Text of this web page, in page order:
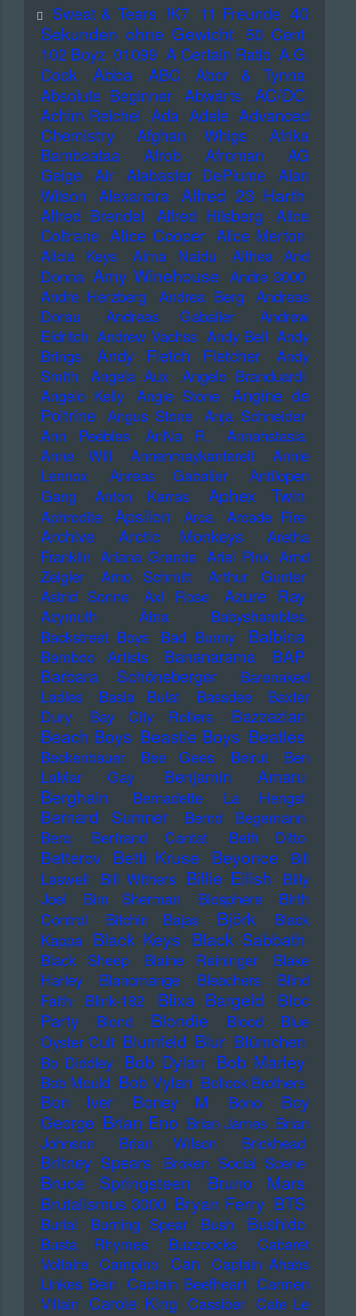
Sweat & Tears !K7 11 Freunde 40
Sekunden ohne Gewicht 50 Cent
102 Boyz 01099 A Certain Ratio A.G.
Cook
Abba ABC
Abor & Tynna
Absolute Beginner Abwärts AC/DC
Achim Reichel Ada Adele Advanced
Chemistry
Afghan Whigs
Afrika
Bambaataa
Afrob Afroman
AG
Geige
Air Alabaster DePlume
Alan
Wilson Alexandra Alfred 23 Harth
Alfred Brendel Alfred Hilsberg
Alice
Coltrane Alice Cooper Alice Merton
Alicia Keys Alma Naidu
Althea And
Donna Amy Winehouse Andre 3000
Andre Herzberg
Andrea Berg
Andreas
Dorau
Andreas Gabalier
Andrew
Eldritch Andrew Vachss Andy Bell Andy
Brings
Andy Fletch Fletcher
Andy
Smith
Angela Aux
Angelo Branduardi
Angelo Kelly
Angie Stone
Angine de
Poitrine Angus Stone Anja Schneider
Ann Peebles
AnNa R.
Annahstasia
Anne Will
Annenmaykantereit
Annie
Lennox
Anreas Gabalier
Antilopen
Gang
Anton Karras Aphex Twin
Aphrodite Apsilon Arca Arcade Fire
Archive Arctic Monkeys
Aretha
Franklin Ariana Grande Ariel Pink Arnd
Zeigler
Arno Schmitt
Arthur Gunter
Astrid Sonne
Axl Rose Azure Ray
Azymuth Ätna
Babyshambles
Backstreet Boys
Bad Bunny Balbina
Bamboo Artists Bananarama
BAP
Barbara Schöneberger
Barenaked
Ladies
Basia Bulat Bassdee
Baxter
Dury
Bay City Rollers Bazzazian
Beach Boys Beastie Boys Beatles
Beckenbauer Bee Gees Beirut
Ben
LaMar Gay
Benjamin Amaru
Berghain Bernadette La Hengst
Bernard Sumner
Bernd Begemann
Berq
Bertrand Cantat Beth Ditto
Betterov Betti Kruse Beyonce
Bill
Laswell
Bill Withers Billie Eilish
Billy
Joel
Bim Sherman Biosphere
Birth
Control
Bitchin Bajas Björk
Black
Kappa Black Keys Black Sabbath
Black Sheep Blaine Reininger
Blake
Harley
Blancmange Bleachers
Blind
Faith
Blink-182 Blixa Bargeld
Bloc
Party
Blond Blondie Blood
Blue
Oyster Cult Blumfeld Blur Blümchen
Bo Diddley Bob Dylan Bob Marley
Bob Mould Bob Vylan Bollock Brothers
Bon Iver Boney M Bono
Boy
George Brian Eno Brian James Brian
Johnson
Brian Wilson Brickhead
Britney Spears Broken Social Scene
Bruce Springsteen Bruno Mars
Brutalismus 3000 Bryan Ferry BTS
Burial Burning Spear Bush Bushido
Busta Rhymes Buzzcocks
Cabaret
Voltaire Campino Can
Captain Ahabs
Linkes Bein Captain Beefheart Carmen
Villain Carole King Cassiber Cate Le